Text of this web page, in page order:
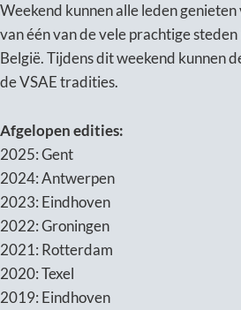
Weekend kunnen alle leden
van één van de vele prachtige
België. Tijdens dit weekend kunnen
de VSAE tradities.
Afgelopen edities:
2025: Gent
2024: Antwerpen
2023: Eindhoven
2022: Groningen
2021: Rotterdam
2020: Texel
2019: Eindhoven